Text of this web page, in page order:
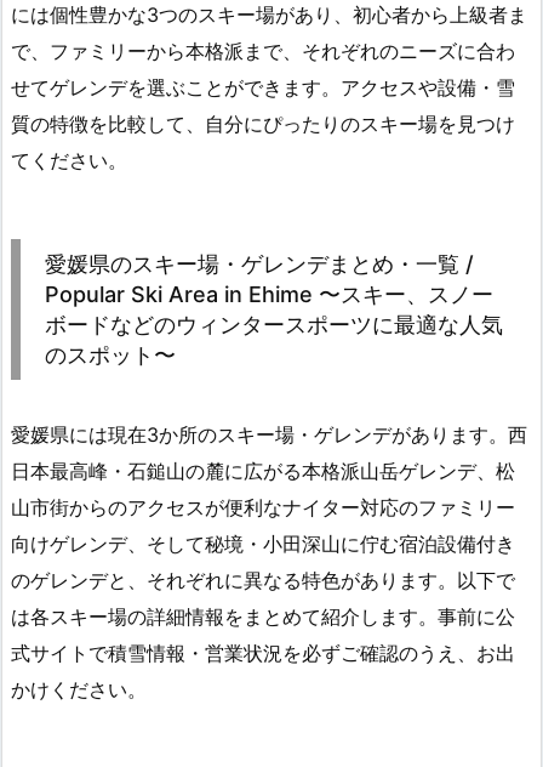
には個性豊かな3つのスキー場があり、初心者から上級者ま
で、ファミリーから本格派まで、それぞれのニーズに合わ
せてゲレンデを選ぶことができます。アクセスや設備・雪
質の特徴を比較して、自分にぴったりのスキー場を見つけ
てください。
愛媛県のスキー場・ゲレンデまとめ・一覧 /
Popular Ski Area in Ehime 〜スキー、スノー
ボードなどのウィンタースポーツに最適な人気
のスポット〜
愛媛県には現在3か所のスキー場・ゲレンデがあります。西
日本最高峰・石鎚山の麓に広がる本格派山岳ゲレンデ、松
山市街からのアクセスが便利なナイター対応のファミリー
向けゲレンデ、そして秘境・小田深山に佇む宿泊設備付き
のゲレンデと、それぞれに異なる特色があります。以下で
は各スキー場の詳細情報をまとめて紹介します。事前に公
式サイトで積雪情報・営業状況を必ずご確認のうえ、お出
かけください。